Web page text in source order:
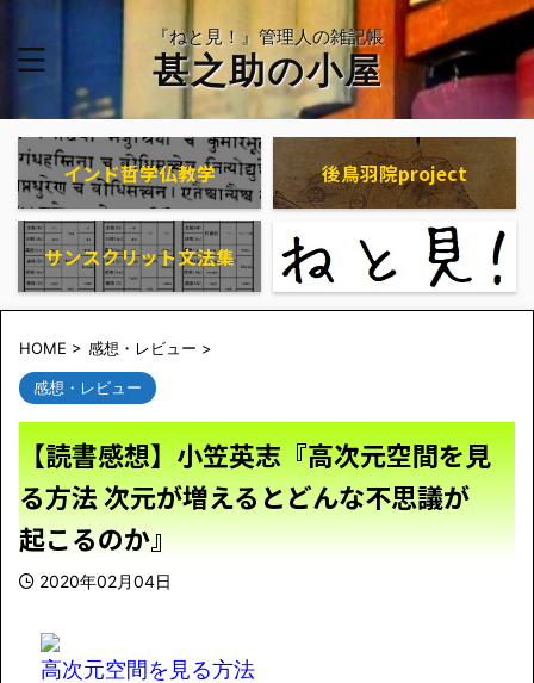
『ねと見！』管理人の雑記帳
甚之助の小屋
インド哲学仏教学 後鳥羽院project
サンスクリット文法集
HOME > 感想・レビュー >
感想・レビュー
【読書感想】小笠英志『高次元空間を見
る方法 次元が増えるとどんな不思議が
起こるのか』
2020年02月04日
高次元空間を見る方法